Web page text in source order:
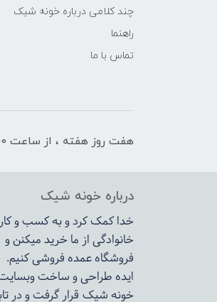
چند کلامی درباره خونه شیک
راهنما
تماس با ما
هفت روز هفته ، از ساعت 10:00 تا 22:00 پاسخگوی شما هستیم
درباره خونه شیک
خدا کمک کرد و به کسب و
خانوادگی از ما خرید میکنن
فروشگاه عمده فروشی کنیم.
ایده طراحی و ساخت وبسایت خونه شیک از
خونه شیک قرار گرفت و در تابستان 1400 به مرحله